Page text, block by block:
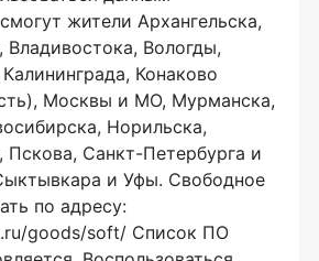
жители Архангельска,
Владивостока, Вологды,
Конаково
Москвы и МО, Мурманска,
Норильска,
Пскова, Санкт-Петербурга и
и Уфы. Свободное
по адресу:
goods/soft/ Список ПО